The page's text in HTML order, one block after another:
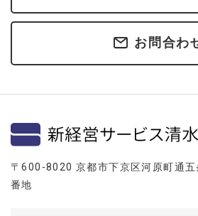
お問合わ
〒600-8020 京都市下京区河原町通
番地